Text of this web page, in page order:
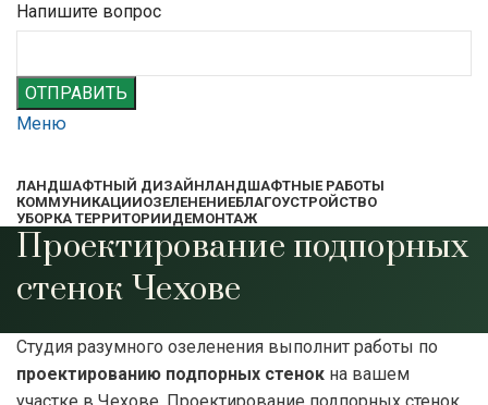
Напишите вопрос
ОТПРАВИТЬ
Меню
ЛАНДШАФТНЫЙ ДИЗАЙНЛАНДШАФТНЫЕ РАБОТЫ
КОММУНИКАЦИИОЗЕЛЕНЕНИЕБЛАГОУСТРОЙСТВО
УБОРКА ТЕРРИТОРИИДЕМОНТАЖ
Проектирование подпорных
стенок Чехове
Студия разумного озеленения выполнит работы по
проектированию подпорных стенок на вашем